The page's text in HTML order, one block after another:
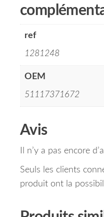
ref
1281248
OEM
51117371672
Avis
Il n’y a pas encore
Seuls les clients
produit ont la